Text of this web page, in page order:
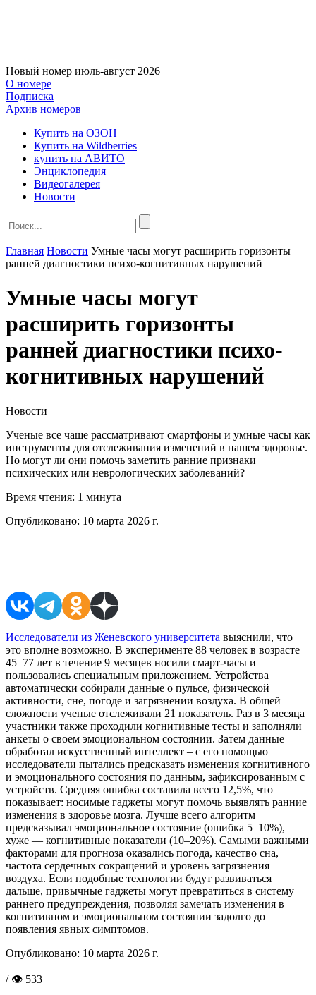
Новый номер июль-август 2026
О номере
Подписка
Архив номеров
Купить на ОЗОН
Купить на Wildberries
купить на АВИТО
Энциклопедия
Видеогалерея
Новости
Главная Новости Умные часы могут расширить горизонты
ранней диагностики психо-когнитивных нарушений
Умные часы могут
расширить горизонты
ранней диагностики психо-
когнитивных нарушений
Новости
Ученые все чаще рассматривают смартфоны и умные часы как
инструменты для отслеживания изменений в нашем здоровье.
Но могут ли они помочь заметить ранние признаки
психических или неврологических заболеваний?
Время чтения: 1 минута
Опубликовано: 10 марта 2026 г.
Исследователи из Женевского университета выяснили, что
это вполне возможно. В эксперименте 88 человек в возрасте
45–77 лет в течение 9 месяцев носили смарт-часы и
пользовались специальным приложением. Устройства
автоматически собирали данные о пульсе, физической
активности, сне, погоде и загрязнении воздуха. В общей
сложности ученые отслеживали 21 показатель. Раз в 3 месяца
участники также проходили когнитивные тесты и заполняли
анкеты о своем эмоциональном состоянии. Затем данные
обработал искусственный интеллект – с его помощью
исследователи пытались предсказать изменения когнитивного
и эмоционального состояния по данным, зафиксированным с
устройств. Средняя ошибка составила всего 12,5%, что
показывает: носимые гаджеты могут помочь выявлять ранние
изменения в здоровье мозга. Лучше всего алгоритм
предсказывал эмоциональное состояние (ошибка 5–10%),
хуже — когнитивные показатели (10–20%). Самыми важными
факторами для прогноза оказались погода, качество сна,
частота сердечных сокращений и уровень загрязнения
воздуха. Если подобные технологии будут развиваться
дальше, привычные гаджеты могут превратиться в систему
раннего предупреждения, позволяя замечать изменения в
когнитивном и эмоциональном состоянии задолго до
появления явных симптомов.
Опубликовано: 10 марта 2026 г.
/ 👁 533